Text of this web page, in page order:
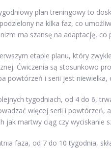
plan treningowy to
na kilka faz, co
ma szansę na adaptację, co
etapie planu, który
Ćwiczenia są stosunkowo
powtórzeń i serii jest
tygodniach, od 4 do 6,
więcej serii i powtórzeń,
jak martwy ciąg czy wyciskanie
faza, od 7 do 10 tygodnia,